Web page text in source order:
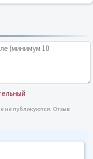
не публикуются. Отзыв